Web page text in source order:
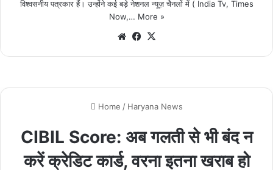
विश्वसनीय पत्रकार हैं। उन्होंने कई बड़े नेशनल न्यूज़ चैनलों में ( India Tv, Times
Now,… More »
We Fa